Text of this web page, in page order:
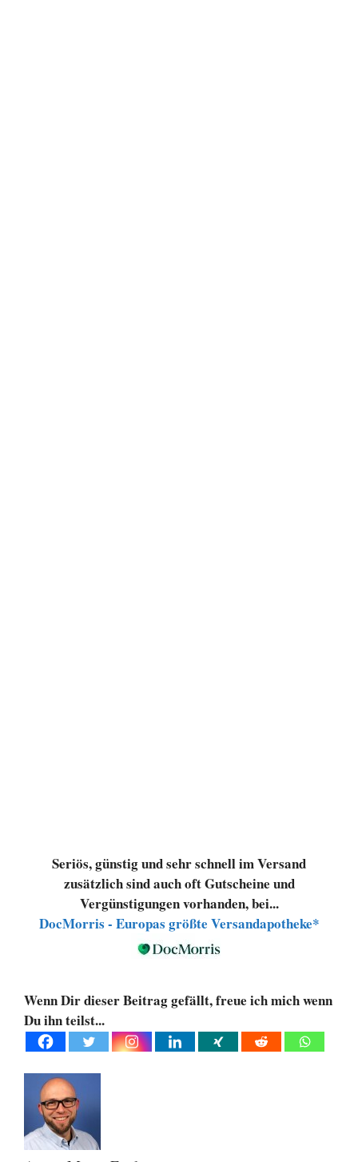
Seriös, günstig und sehr schnell im Versand
zusätzlich sind auch oft Gutscheine und
Vergünstigungen vorhanden, bei...
DocMorris - Europas größte Versandapotheke*
Wenn Dir dieser Beitrag gefällt, freue ich mich wenn
Du ihn teilst...